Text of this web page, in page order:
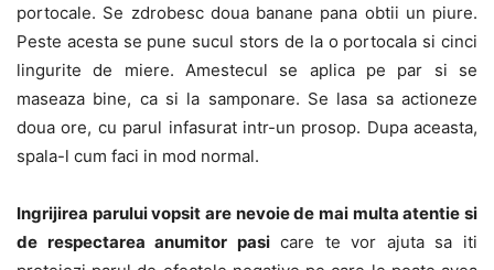
portocale. Se zdrobesc doua banane pana obtii un piure.
Peste acesta se pune sucul stors de la o portocala si cinci
lingurite de miere. Amestecul se aplica pe par si se
maseaza bine, ca si la samponare. Se lasa sa actioneze
doua ore, cu parul infasurat intr-un prosop. Dupa aceasta,
spala-l cum faci in mod normal.
Ingrijirea parului vopsit are nevoie de mai multa atentie si
de respectarea anumitor pasicare te vor ajuta sa iti